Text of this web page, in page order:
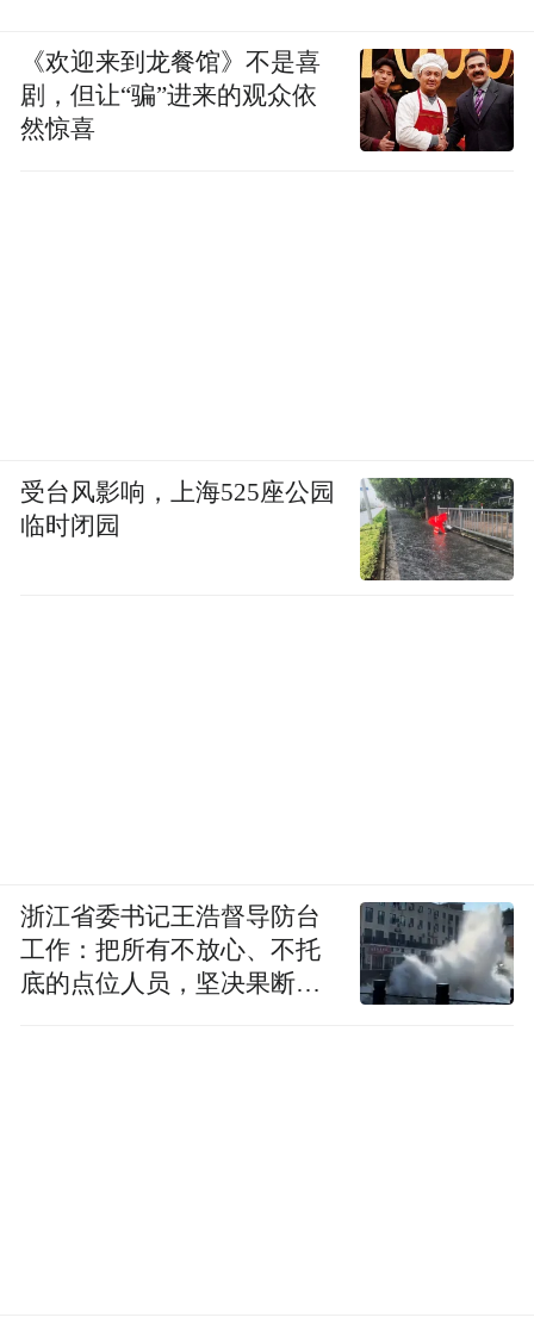
《欢迎来到龙餐馆》不是喜
剧，但让“骗”进来的观众依
然惊喜
受台风影响，上海525座公园
临时闭园
浙江省委书记王浩督导防台
工作：把所有不放心、不托
底的点位人员，坚决果断转